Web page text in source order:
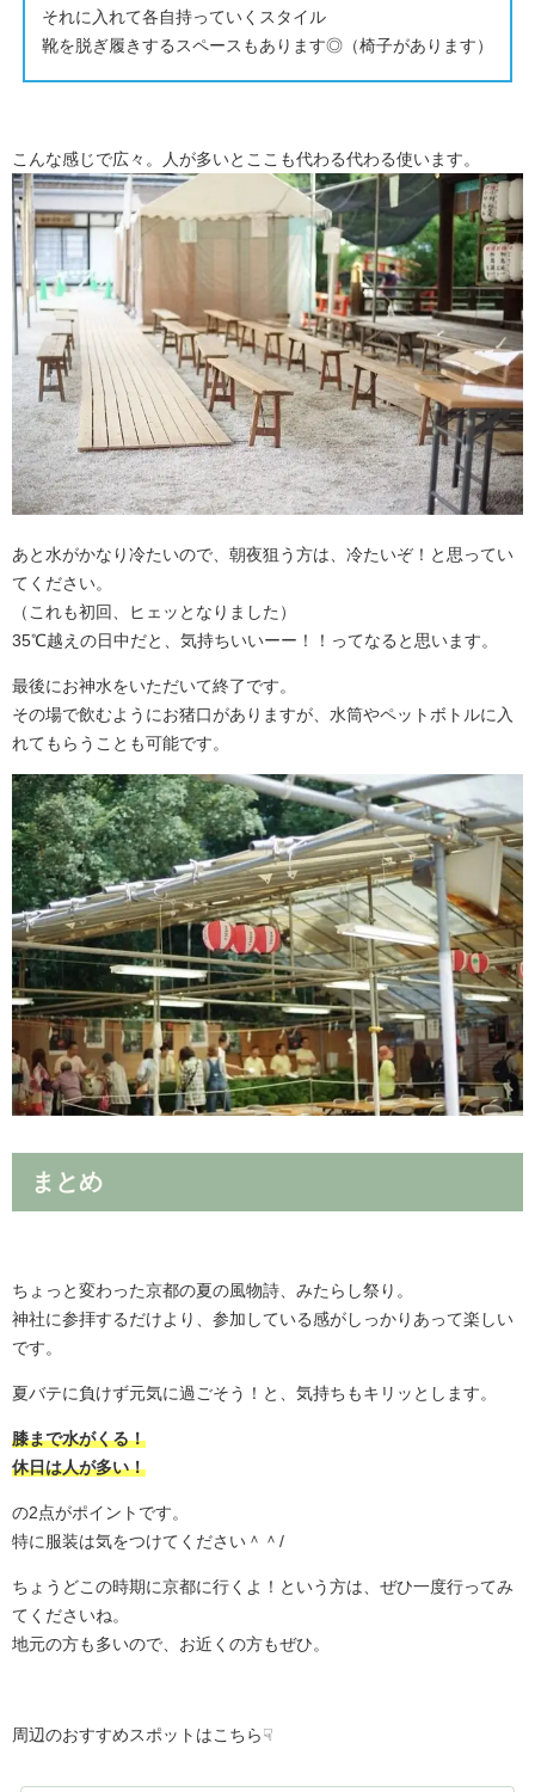
それに入れて各自持っていくスタイル
靴を脱ぎ履きするスペースもあります◎（椅子があります）
こんな感じで広々。人が多いとここも代わる代わる使います。
あと水がかなり冷たいので、朝夜狙う方は、冷たいぞ！と思ってい
てください。
（これも初回、ヒェッとなりました）
35℃越えの日中だと、気持ちいいーー！！ってなると思います。
最後にお神水をいただいて終了です。
その場で飲むようにお猪口がありますが、水筒やペットボトルに入
れてもらうことも可能です。
まとめ
ちょっと変わった京都の夏の風物詩、みたらし祭り。
神社に参拝するだけより、参加している感がしっかりあって楽しい
です。
夏バテに負けず元気に過ごそう！と、気持ちもキリッとします。
膝まで水がくる！
休日は人が多い！
の2点がポイントです。
特に服装は気をつけてください＾＾/
ちょうどこの時期に京都に行くよ！という方は、ぜひ一度行ってみ
てくださいね。
地元の方も多いので、お近くの方もぜひ。
周辺のおすすめスポットはこちら☟